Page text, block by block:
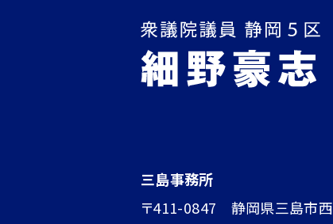
三島事務所
〒411-0847 静岡県三島市西